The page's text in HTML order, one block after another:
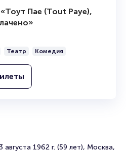
Пае (Tout Paye),
Театр Комедия
1962 г. (59 лет), Москва,